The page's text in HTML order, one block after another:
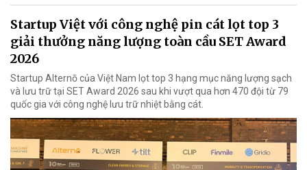
Startup Việt với công nghệ pin cát lọt top 3
giải thưởng năng lượng toàn cầu SET Award
2026
Startup Alternō của Việt Nam lọt top 3 hạng mục năng lượng sạch
và lưu trữ tại SET Award 2026 sau khi vượt qua hơn 470 đội từ 79
quốc gia với công nghệ lưu trữ nhiệt bằng cát.